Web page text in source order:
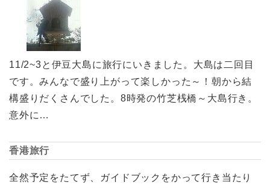
11/2~3と伊豆大島に旅行にいきました。大島は二回目
です。みんなで盛り上がって楽しかった～！朝から結
構盛りだくさんでした。8時発の竹芝桟橋～大島行き。
意外に…
香港旅行
全然予定をたてず、ガイドブックをかって行き当たり